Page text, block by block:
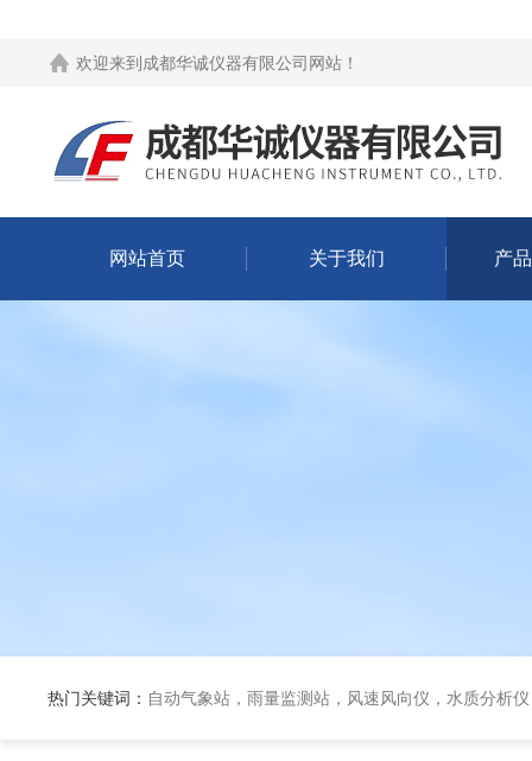
欢迎来到 成都华诚仪器有限公司网站 ！
网站首页 关于我们 产
热门关键词： 自动气象站，雨量监测站，风速风向仪，水质分析